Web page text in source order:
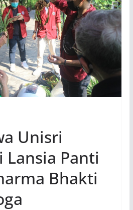
Unisri
Lansia Panti
Bhakti